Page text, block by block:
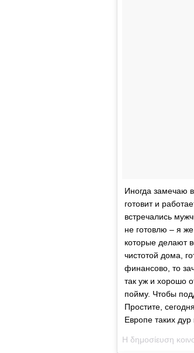
Иногда замечаю
готовит и
встречались
не готовлю – я
которые делают
чистотой дома,
финансово, то
так уж и хорошо
пойму. Чтобы
Простите,
Европе таких
Η δημοσίευση